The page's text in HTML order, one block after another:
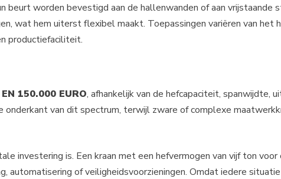
beurt worden bevestigd aan de hallenwanden of aan vrijstaande
wat hem uiterst flexibel maakt. Toepassingen variëren van het
productiefaciliteit.
150.000 EURO, afhankelijk van de hefcapaciteit, spanwijdte,
van dit spectrum, terwijl zware of complexe
investering is. Een kraan met een hefvermogen van vijf ton
of veiligheidsvoorzieningen. Omdat iedere